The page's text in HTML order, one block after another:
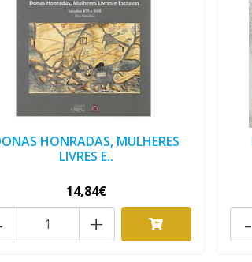
HONRADAS, MULHERES
LIVRES E..
14,84€
+ -